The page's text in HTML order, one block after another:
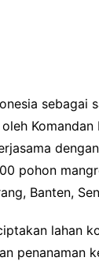
sebagai
Komandan
pohon
Banten,
lahan
penanaman